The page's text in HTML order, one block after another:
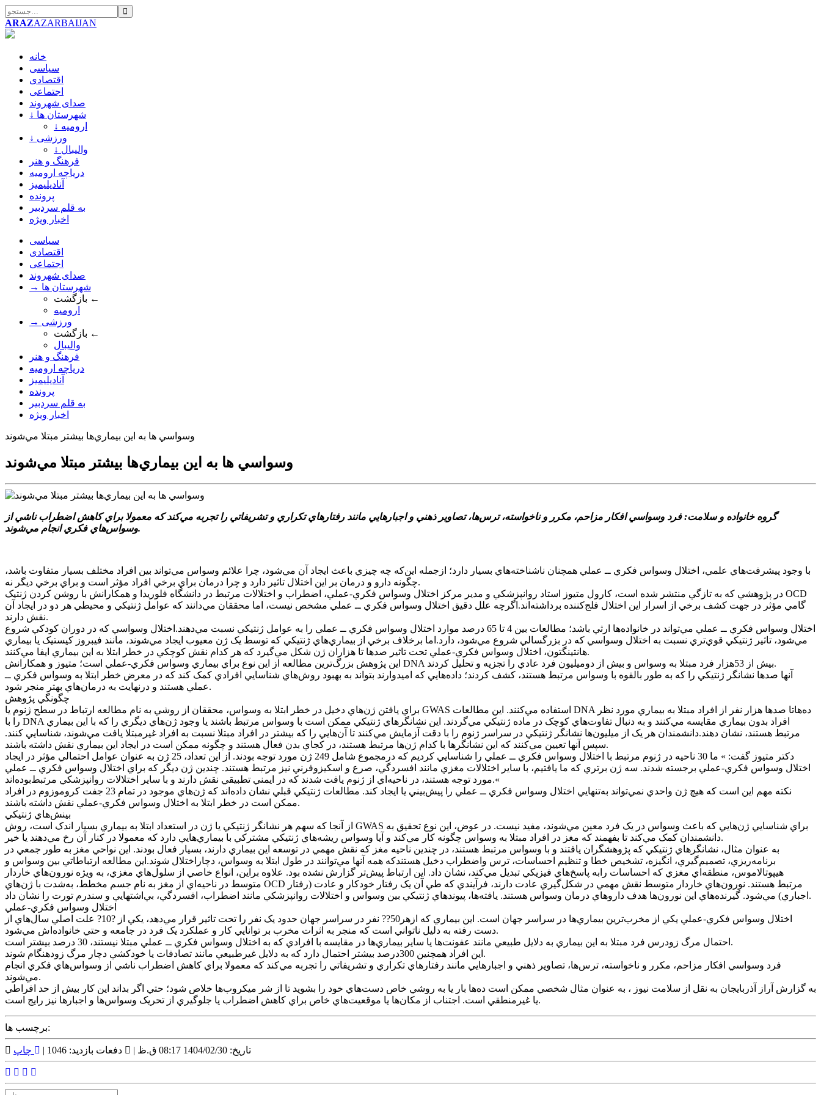
ARAZAZARBAIJAN
خانه
سیاسی
اقتصادی
اجتماعی
صدای شهروند
↓ شهرستان ها
↓ ارومیه
↓ ورزشی
↓ والیبال
فرهنگ و هنر
دریاچه ارومیه
آنادیلیمیز
پرونده
به قلم سردبیر
اخبار ویژه
سیاسی
اقتصادی
اجتماعی
صدای شهروند
→ شهرستان ها
بازگشت ←
ارومیه
→ ورزشی
بازگشت ←
والیبال
فرهنگ و هنر
دریاچه ارومیه
آنادیلیمیز
پرونده
به قلم سردبیر
اخبار ویژه
وسواسي ها به اين بيماري‌ها بيشتر مبتلا مي‌شوند
وسواسي ها به اين بيماري‌ها بيشتر مبتلا مي‌شوند
گروه خانواده و سلامت: فرد وسواسي‌ افکار مزاحم، مکرر و ناخواسته، ترس‌ها، تصاوير ذهني و اجبارهايي مانند رفتارهاي تکراري و تشريفاتي را تجربه مي‌کند که معمولا براي کاهش اضطراب ناشي از
وسواس‌هاي فکري انجام مي‌شوند.
با وجود پيشرفت‌هاي علمي، اختلال وسواس فکري ــ عملي همچنان ناشناخته‌هاي بسيار دارد؛ ازجمله اين‌که چه چيزي باعث ايجاد آن مي‌شود، چرا علائم وسواس مي‌تواند بين افراد مختلف بسيار متفاوت باشد،
چگونه دارو و درمان بر اين اختلال تاثير دارد و چرا درمان براي برخي افراد مؤثر است و براي برخي ديگر نه.
در پژوهشي که به تازگي منتشر شده است،‌ کارول متيوز استاد روانپزشکي و مدير مرکز اختلال وسواس فکري-عملي، اضطراب و اختلالات مرتبط در دانشگاه فلوريدا و همکارانش با روشن کردن ژنتيک OCD
گامي مؤثر در جهت کشف برخي از اسرار اين اختلال فلج‌کننده برداشته‌اند.اگرچه علل دقيق اختلال وسواس فکري ــ عملي مشخص نيست، اما محققان مي‌دانند که عوامل ژنتيکي و محيطي هر دو در ايجاد آن
نقش دارند.
اختلال وسواس فکري ــ عملي مي‌تواند در خانواده‌ها ارثي باشد؛ مطالعات بين 4 تا 65 درصد موارد اختلال وسواس فکري ــ عملي را به عوامل ژنتيکي نسبت مي‌دهند.اختلال وسواسي که در دوران کودکي شروع
مي‌شود، تاثير ژنتيکي قوي‌تري نسبت به اختلال وسواسي که در بزرگسالي شروع مي‌شود، دارد.اما برخلاف برخي از بيماري‌هاي ژنتيکي که توسط يک ژن معيوب ايجاد مي‌شوند، مانند فيبروز کيستيک يا بيماري
هانتينگتون، اختلال وسواس فکري-عملي تحت تاثير صدها تا هزاران ژن شکل مي‌گيرد که هر کدام نقش کوچکي در خطر ابتلا به اين بيماري ايفا مي‌کنند.
اين پژوهش بزرگ‌ترين مطالعه از اين نوع براي بيماري وسواس فکري-عملي است؛ متيوز و همکارانش DNA بيش از 53هزار فرد مبتلا به وسواس و بيش از دوميليون فرد عادي را تجزيه و تحليل کردند.
آنها صدها نشانگر ژنتيکي را که به طور بالقوه با وسواس مرتبط هستند، کشف کردند؛ داده‌هايي که اميدوارند بتواند به بهبود روش‌هاي شناسايي افرادي کمک کند که در معرض خطر ابتلا به وسواس فکري ــ
عملي هستند و درنهايت به درمان‌هاي بهتر منجر شود.
چگونگي پژوهش
براي يافتن ژن‌هاي دخيل در خطر ابتلا به وسواس، محققان از روشي به نام مطالعه‌ ارتباط در سطح ژنوم يا GWAS استفاده مي‌کنند. اين مطالعات DNA ده‌هاتا صدها هزار نفر از افراد مبتلا به بيماري مورد نظر
را با DNA افراد بدون بيماري مقايسه مي‌کنند و به دنبال تفاوت‌هاي کوچک در ماده‌ ژنتيکي مي‌گردند. اين نشانگرهاي ژنتيکي ممکن است با وسواس مرتبط باشند يا وجود ژن‌هاي ديگري را که با اين بيماري
مرتبط هستند، نشان دهند.دانشمندان هر يک از ميليون‌ها نشانگر ژنتيکي در سراسر ژنوم را با دقت آزمايش مي‌کنند تا آن‌هايي را که بيشتر در افراد مبتلا نسبت به افراد غيرمبتلا يافت مي‌شوند، شناسايي کنند.
سپس آنها تعيين مي‌کنند که اين نشانگرها با کدام ژن‌ها مرتبط هستند، در کجاي بدن فعال هستند و چگونه ممکن است در ايجاد اين بيماري نقش داشته باشند.
دکتر متيوز گفت: » ما 30 ناحيه در ژنوم مرتبط با اختلال وسواس فکري ــ عملي را شناسايي کرديم که درمجموع شامل 249 ژن مورد توجه بودند. از اين تعداد، 25 ژن به عنوان عوامل احتمالي مؤثر در ايجاد
اختلال وسواس فکري-عملي برجسته شدند. سه ژن برتري که ما يافتيم، با ساير اختلالات مغزي مانند افسردگي، صرع و اسکيزوفرني نيز مرتبط هستند. چندين ژن ديگر که براي اختلال وسواس فکري ــ عملي
مورد توجه هستند، در ناحيه‌اي از ژنوم يافت شدند که در ايمني تطبيقي نقش دارند و با ساير اختلالات روانپزشکي مرتبط‌بوده‌اند.«
نکته مهم اين است که هيچ ژن واحدي نمي‌تواند به‌تنهايي اختلال وسواس فکري ــ عملي را پيش‌بيني يا ايجاد کند. مطالعات ژنتيکي قبلي نشان داده‌اند که ژن‌هاي موجود در تمام 23 جفت کروموزوم در افراد
ممکن است در خطر ابتلا به اختلال وسواس فکري-عملي نقش داشته باشند.
بينش‌هاي ژنتيکي
از آنجا که سهم هر نشانگر ژنتيکي يا ژن در استعداد ابتلا به بيماري بسيار اندک است، روش GWAS براي شناسايي ژن‌هايي که باعث وسواس در يک فرد معين مي‌شوند، مفيد نيست. در عوض، اين نوع تحقيق به
دانشمندان کمک مي‌کند تا بفهمند که مغز در افراد مبتلا به وسواس چگونه کار مي‌کند و آيا وسواس ريشه‌هاي ژنتيکي مشترکي با بيماري‌هايي دارد که معمولا در کنار آن رخ مي‌دهند يا خير.
به عنوان مثال، نشانگرهاي ژنتيکي که پژوهشگران يافتند و با وسواس مرتبط هستند، در چندين ناحيه مغز که نقش مهمي در توسعه اين بيماري دارند، بسيار فعال بودند. اين نواحي مغز به طور جمعي در
برنامه‌ريزي، تصميم‌گيري، انگيزه، تشخيص خطا و تنظيم احساسات، ترس واضطراب دخيل هستندکه همه آنها مي‌توانند در طول ابتلا به وسواس، دچاراختلال شوند.اين مطالعه ارتباطاتي بين وسواس و
هيپوتالاموس، منطقه‌اي مغزي که احساسات رابه پاسخ‌هاي فيزيکي تبديل مي‌کند، نشان داد. اين ارتباط پيش‌تر گزارش نشده بود. علاوه براين، انواع خاصي از سلول‌هاي مغزي، به ويژه نورون‌هاي خاردار
متوسط در ناحيه‌اي از مغز به نام جسم مخطط، به‌شدت با ژن‌هاي OCD مرتبط هستند. نورون‌هاي خاردار متوسط نقش مهمي در شکل‌گيري عادت دارند، فرآيندي که طي آن يک رفتار خودکار و عادت (رفتار
اجباري) مي‌شود. گيرنده‌هاي اين نورون‌ها هدف داروهاي درمان وسواس هستند. يافته‌ها، پيوندهاي ژنتيکي بين وسواس و اختلالات روانپزشکي مانند اضطراب، افسردگي، بي‌اشتهايي و سندرم تورت را نشان داد.
اختلال وسواس فکري-عملي
اختلال وسواس فکري-عملي يکي از مخرب‌ترين بيماري‌ها در سراسر جهان است. اين بيماري که ازهر50?? نفر در سراسر جهان حدود يک نفر را تحت تاثير قرار مي‌دهد، يکي از ?10? علت اصلي سال‌هاي از
دست رفته به دليل ناتواني است که منجر به اثرات مخرب بر توانايي کار و عملکرد يک فرد در جامعه و حتي خانواده‌اش مي‌شود.
احتمال مرگ زودرس فرد مبتلا به اين بيماري به دلايل طبيعي مانند عفونت‌ها يا ساير بيماري‌ها در مقايسه با افرادي که به اختلال وسواس فکري ــ عملي مبتلا نيستند، 30 درصد بيشتر است.
اين افراد همچنين 300درصد بيشتر احتمال دارد که به دلايل غيرطبيعي مانند تصادفات يا خودکشي دچار مرگ زودهنگام شوند.
فرد وسواسي‌ افکار مزاحم، مکرر و ناخواسته، ترس‌ها، تصاوير ذهني و اجبارهايي مانند رفتارهاي تکراري و تشريفاتي را تجربه مي‌کند که معمولا براي کاهش اضطراب ناشي از وسواس‌هاي فکري انجام
مي‌شوند.
به گزارش آراز آذربايجان به نقل از سلامت نيوز ، به عنوان مثال شخصي ممکن است ده‌ها بار يا به روشي خاص دست‌هاي خود را بشويد تا از شر ميکروب‌ها خلاص شود؛ حتي اگر بداند اين کار بيش از حد افراطي
يا غيرمنطقي است. اجتناب از مکان‌ها يا موقعيت‌هاي خاص براي کاهش اضطراب يا جلوگيري از تحريک وسواس‌ها و اجبارها نيز رايج است.
برچسب ها:
تاریخ: 1404/02/30 08:17 ق.ظ | دفعات بازدید: 1046 | چاپ